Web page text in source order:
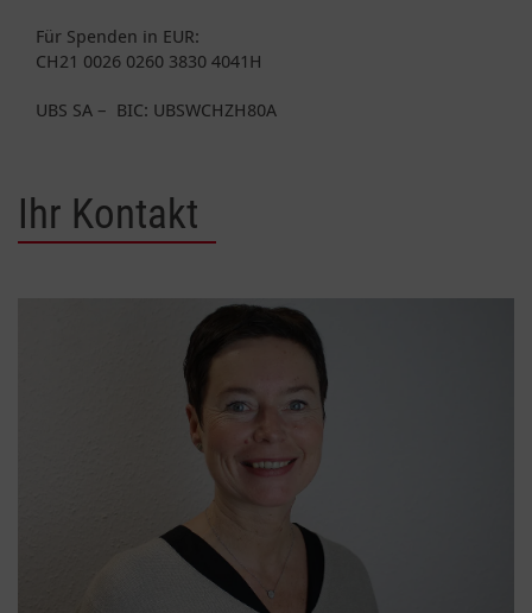
Für Spenden in EUR:
CH21 0026 0260 3830 4041H
UBS SA – BIC: UBSWCHZH80A
Ihr Kontakt